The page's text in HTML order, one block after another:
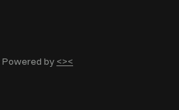
Powered by <><